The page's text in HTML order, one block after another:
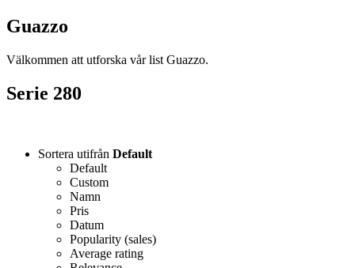
Guazzo
Välkommen att utforska vår list Guazzo.
Serie 280
Sortera utifrån Default
Default
Custom
Namn
Pris
Datum
Popularity (sales)
Average rating